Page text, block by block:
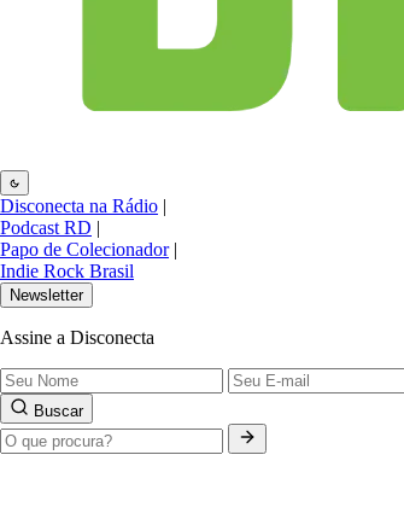
Disconecta na Rádio |
Podcast RD |
Papo de Colecionador |
Indie Rock Brasil
Newsletter
Assine a Disconecta
Buscar